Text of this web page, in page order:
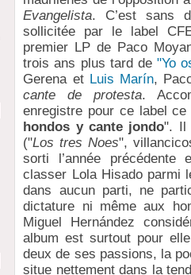
Evangelista. C’est sans
sollicitée par le label
premier LP de Paco
trois ans plus tard de "Yo
Gerena et Luis Marín,
cante de protesta.
enregistre pour ce label
hondos y cante jondo". Il
("Los tres Noes",
sorti l’année
classer Lola Hisado parmi
dans aucun parti, ne
dictature ni même aux
Miguel Hernández
album est surtout pour
deux de ses passions, la
situe nettement dans la